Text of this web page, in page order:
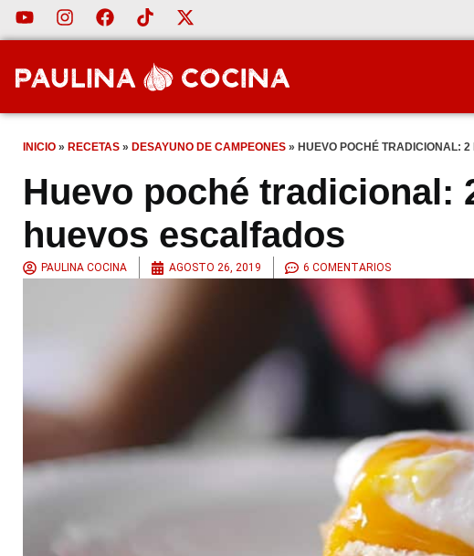
INICIO » RECETAS » DESAYUNO DE CAMPEONES » HUEVO POCHÉ TRADICIONAL:
Huevo poché tradicional:
huevos escalfados
PAULINA COCINA AGOSTO 26, 2019 6 COMENTARIOS